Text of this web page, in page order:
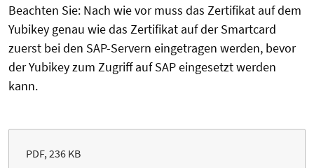
Beachten Sie: Nach wie vor muss das Zertifikat auf dem
Yubikey genau wie das Zertifikat auf der Smartcard
zuerst bei den SAP-Servern eingetragen werden, bevor
der Yubikey zum Zugriff auf SAP eingesetzt werden
kann.
PDF, 236 KB